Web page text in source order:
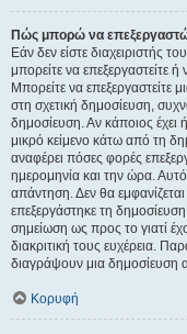
Πώς μπορώ να
Εάν δεν είστε διαχειριστής
μπορείτε να επεξεργαστείτε
Μπορείτε να επεξεργαστείτε
στη σχετική δημοσίευση,
δημοσίευση. Αν κάποιος έχει
μικρό κείμενο κάτω από τη
αναφέρει πόσες φορές
ημερομηνία και την ώρα. Αυτό
απάντηση. Δεν θα εμφανίζεται
επεξεργάστηκε τη
σημείωση ως προς το γιατί
διακριτική τους ευχέρεια.
διαγράψουν μια δημοσίευση
Κορυφή